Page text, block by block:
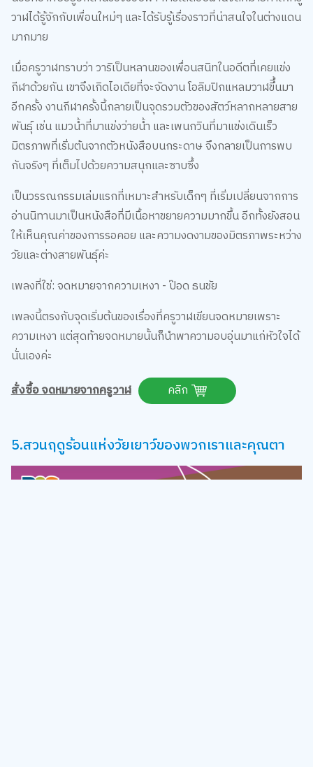
วาฬได้รู้จักกับเพื่อนใหม่ๆ และได้รับรู้เรื่องราวที่น่าสนใจในต่างแดน
มากมาย
เมื่อครูวาฬทราบว่า วาริเป็นหลานของเพื่อนสนิทในอดีตที่เคยแข่ง
กีฬาด้วยกัน เขาจึงเกิดไอเดียที่จะจัดงาน โอลิมปิกแหลมวาฬขึึ้นมา
อีกครั้ง งานกีฬาครั้งนี้กลายเป็นจุดรวมตัวของสัตว์หลากหลายสาย
พันธุ์ เช่น แมวน้ำที่มาแข่งว่ายน้ำ และเพนกวินที่มาแข่งเดินเร็ว
มิตรภาพที่เริ่มต้นจากตัวหนังสือบนกระดาษ จึงกลายเป็นการพบ
กันจริงๆ ที่เต็มไปด้วยความสนุกและซาบซึ้ง
เป็นวรรณกรรมเล่มแรกที่เหมาะสำหรับเด็กๆ ที่เริ่มเปลี่ยนจากการ
อ่านนิทานมาเป็นหนังสือที่มีเนื้อหาขยายความมากขึ้น อีกทั้งยังสอน
ให้เห็นคุณค่าของการรอคอย และความงดงามของมิตรภาพระหว่าง
วัยและต่างสายพันธุ์ค่ะ
เพลงที่ใช่: จดหมายจากความเหงา - ป๊อด ธนชัย
เพลงนี้ตรงกับจุดเริ่มต้นของเรื่องที่ครูวาฬเขียนจดหมายเพราะ
ความเหงา แต่สุดท้ายจดหมายนั้นก็นำพาความอบอุ่นมาแก่หัวใจได้
นั่นเองค่ะ
สั่งซื้อ จดหมายจากครูวาฬ
คลิก
5.สวนฤดูร้อนแห่งวัยเยาว์ของพวกเราและคุณตา